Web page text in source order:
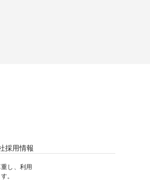
採用情報
し、利用
。